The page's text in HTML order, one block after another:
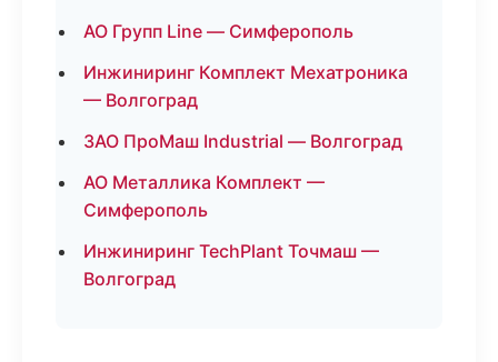
АО Групп Line — Симферополь
Инжиниринг Комплект Мехатроника
— Волгоград
ЗАО ПроМаш Industrial — Волгоград
АО Металлика Комплект —
Симферополь
Инжиниринг TechPlant Точмаш —
Волгоград